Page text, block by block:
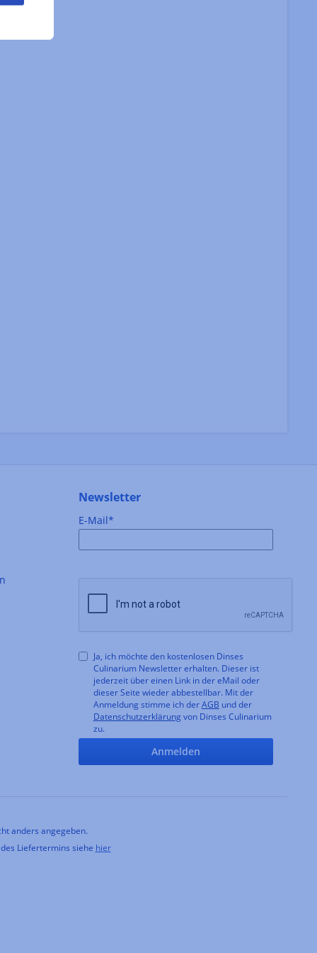
Newsletter
E-Mail*
Ja, ich möchte den kostenlosen Dinses
Culinarium Newsletter erhalten. Dieser ist
jederzeit über einen Link in der eMail oder
dieser Seite wieder abbestellbar. Mit der
Anmeldung stimme ich derAGB und der
Datenschutzerklärung von Dinses Culinarium
zu.
Anmelden
anders angegeben.
Liefertermins siehe hier